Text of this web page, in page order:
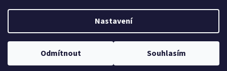
Nastavení
Odmítnout Souhlasím
Copyright 2026Potrubi.cz. Všechna práva vyhrazena.Upravit